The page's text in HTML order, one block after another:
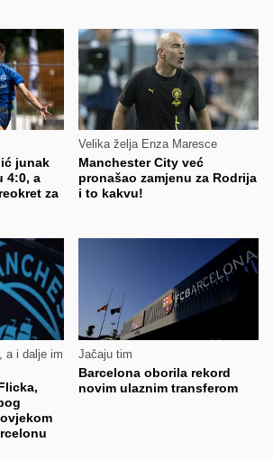
junak
4:0, a
za
Velika želja Enza Maresce
Manchester City već
pronašao zamjenu za Rodrija
i to kakvu!
a i dalje im
Jačaju tim
Barcelona oborila rekord
novim ulaznim transferom